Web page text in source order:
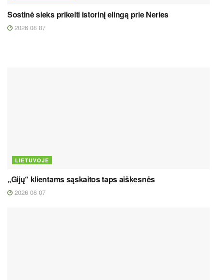
Sostinė sieks prikelti istorinį elingą prie Neries
2026 08 07
LIETUVOJE
„Gijų“ klientams sąskaitos taps aiškesnės
2026 08 07